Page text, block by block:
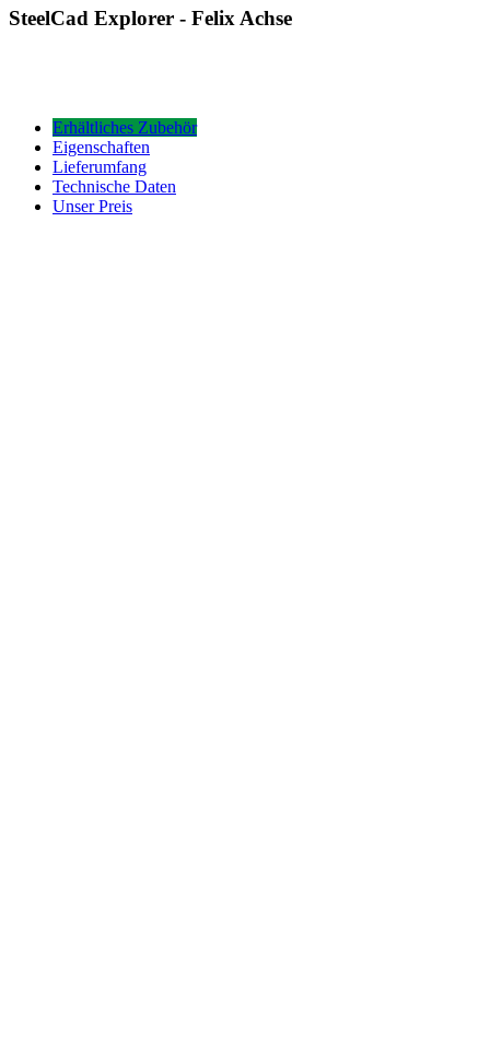
SteelCad
SteelCad Explorer - Felix Achse
Erhältliches Zubehör
Eigenschaften
Lieferumfang
Technische Daten
Unser Preis